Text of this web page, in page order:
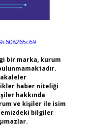
bir marka, kurum
haber niteliği
hakkında
ve kişiler ile isim
bilgiler